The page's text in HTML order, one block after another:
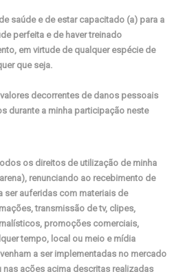
saúde e de estar capacitado (a) para a
perfeita e de haver treinado
em virtude de qualquer espécie de
que seja.
decorrentes de danos pessoais
durante a minha participação neste
os direitos de utilização de minha
renunciando ao recebimento de
ser auferidas com materiais de
transmissão de tv, clipes,
promoções comerciais,
tempo, local ou meio e mídia
a ser implementadas no mercado
nas ações acima descritas realizadas